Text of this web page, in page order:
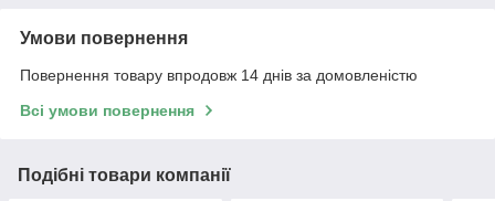
Умови повернення
Повернення товару впродовж 14 днів за домовленістю
Всі умови повернення
Подібні товари компанії